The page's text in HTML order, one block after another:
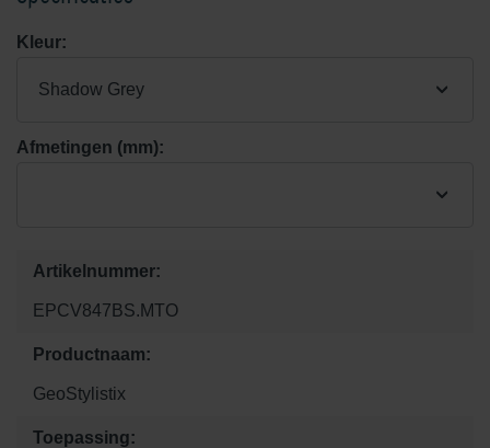
Kleur:
Shadow Grey
Afmetingen (mm):
Artikelnummer:
EPCV847BS.MTO
Productnaam:
GeoStylistix
Toepassing: